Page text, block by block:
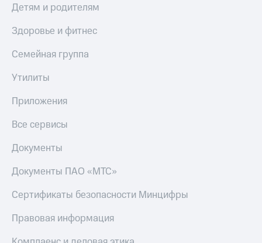
Детям и родителям
Здоровье и фитнес
Семейная группа
Утилиты
Приложения
Все сервисы
Документы
Документы ПАО «МТС»
Сертификаты безопасности Минцифры
Правовая информация